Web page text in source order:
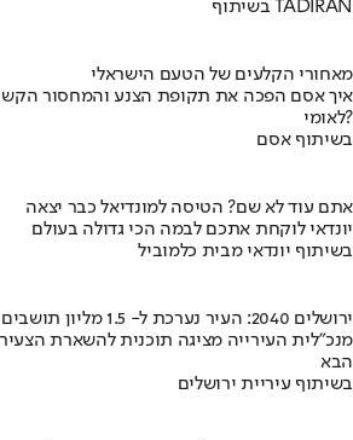
בשיתוף TADIRAN
מאחורי הקלעים של הטעם הישראלי
לאומי?
בשיתוף אסם
אתם עוד לא שם? הטיסה למונדיאל כבר יצאה
יונדאי לוקחת אתכם לבמה הכי גדולה בעולם
בשיתוף יונדאי מבית כלמוביל
ירושלים 2040: העיר נערכת ל- 1.5 מליון תושבים
מנכ"לית העירייה מציגה תוכנית להשארת
הבא
בשיתוף עיריית ירושלים